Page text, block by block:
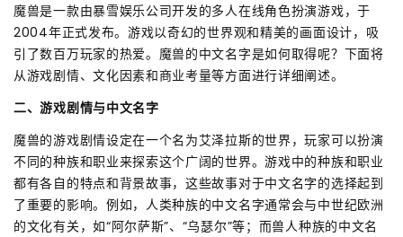
魔兽是一款由暴雪娱乐公司开发的多人在线角色扮演游戏，于
2004年正式发布。游戏以奇幻的世界观和精美的画面设计，吸
引了数百万玩家的热爱。魔兽的中文名字是如何取得呢？下面将
从游戏剧情、文化因素和商业考量等方面进行详细阐述。
二、游戏剧情与中文名字
魔兽的游戏剧情设定在一个名为艾泽拉斯的世界，玩家可以扮演
不同的种族和职业来探索这个广阔的世界。游戏中的种族和职业
都有各自的特点和背景故事，这些故事对于中文名字的选择起到
了重要的影响。例如，人类种族的中文名字通常会与中世纪欧洲
的文化有关，如“阿尔萨斯”、“乌瑟尔”等；而兽人种族的中文名